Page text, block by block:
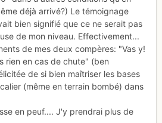
déjà arrivé?) Le témoignage
bien signifié que ce ne serait pas
de mon niveau. Effectivement...
de mes deux compères: "Vas y!
rien en cas de chute" (ben
de si bien maîtriser les bases
(même en terrain bombé) dans
en peuf.... J'y prendrai plus de